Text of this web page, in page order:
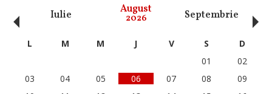
Iulie August
2026 Septembrie
‹ L M M J V S
D
01
02
03
04 05 06 07 08
09